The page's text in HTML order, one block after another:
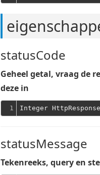
statusCode
Geheel getal, vraag de
deze in
1
statusMessage
Tekenreeks, query en